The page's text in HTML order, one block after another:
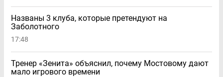
Названы 3 клуба, которые претендуют на
Заболотного
17:48
Тренер «Зенита» объяснил, почему Мостовому дают
мало игрового времени